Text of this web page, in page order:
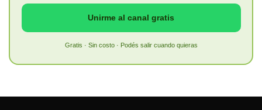
Unirme al canal gratis
Gratis · Sin costo · Podés salir cuando quieras